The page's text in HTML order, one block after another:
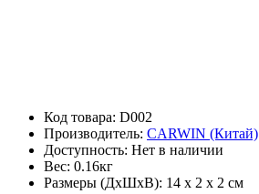
Код товара: D002
Производитель: CARWIN (Китай)
Доступность: Нет в наличии
Вес: 0.16кг
Размеры (ДxШxВ): 14 x 2 x 2 см